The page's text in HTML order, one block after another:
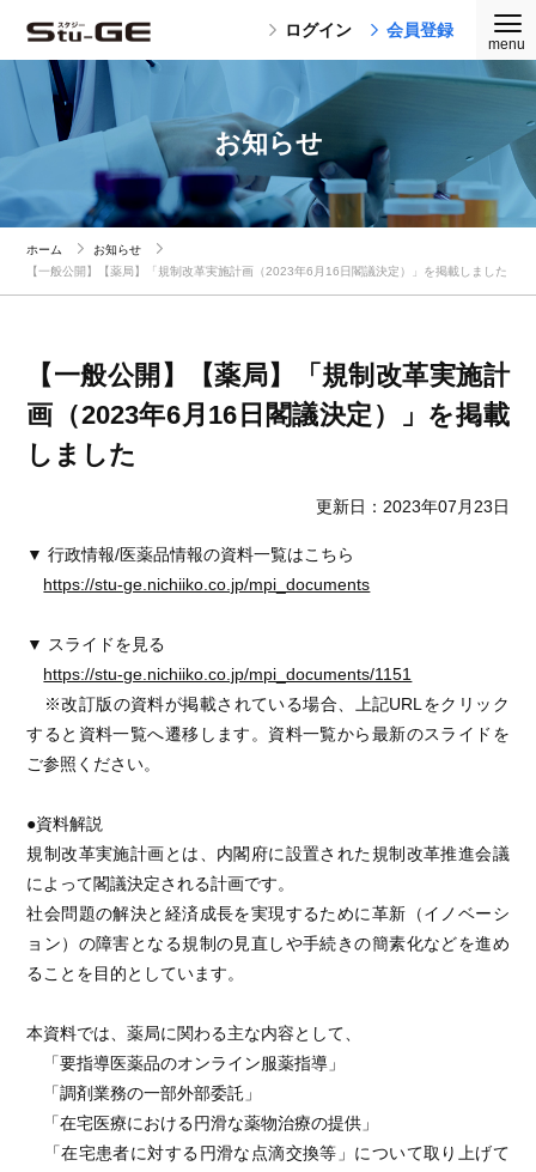
ログイン 会員登録
お知らせ
ホーム
お知らせ
【一般公開】【薬局】「規制改革実施計画（2023年6月16日閣議決定）」を掲載しました
【一般公開】【薬局】「規制改革実施計
画（2023年6月16日閣議決定）」を掲載
しました
更新日：2023年07月23日
▼ 行政情報/医薬品情報の資料一覧はこちら
https://stu-ge.nichiiko.co.jp/mpi_documents
▼ スライドを見る
https://stu-ge.nichiiko.co.jp/mpi_documents/1151
※改訂版の資料が掲載されている場合、上記URLをクリック
すると資料一覧へ遷移します。資料一覧から最新のスライドを
ご参照ください。
●資料解説
規制改革実施計画とは、内閣府に設置された規制改革推進会議
によって閣議決定される計画です。
社会問題の解決と経済成長を実現するために革新（イノベーシ
ョン）の障害となる規制の見直しや手続きの簡素化などを進め
ることを目的としています。
本資料では、薬局に関わる主な内容として、
「要指導医薬品のオンライン服薬指導」
「調剤業務の一部外部委託」
「在宅医療における円滑な薬物治療の提供」
「在宅患者に対する円滑な点滴交換等」について取り上げて